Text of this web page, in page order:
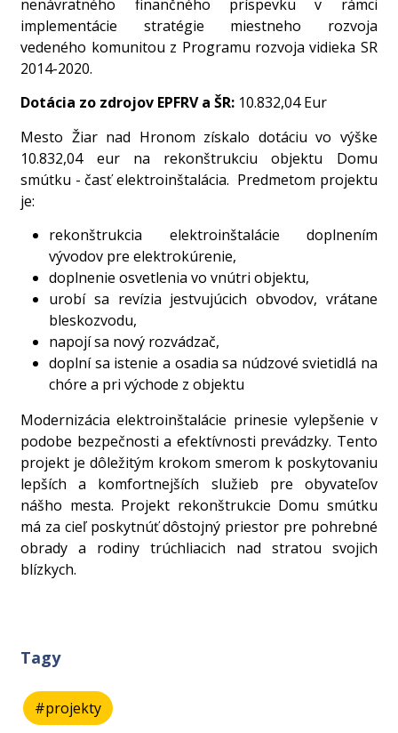
nenávratného finančného príspevku v rámci
implementácie stratégie miestneho rozvoja
vedeného komunitou z Programu rozvoja vidieka SR
2014-2020.
Dotácia zo zdrojov EPFRV a ŠR: 10.832,04 Eur
Mesto Žiar nad Hronom získalo dotáciu vo výške
10.832,04 eur na rekonštrukciu objektu Domu
smútku - časť elektroinštalácia. Predmetom projektu
je:
rekonštrukcia elektroinštalácie doplnením
vývodov pre elektrokúrenie,
doplnenie osvetlenia vo vnútri objektu,
urobí sa revízia jestvujúcich obvodov, vrátane
bleskozvodu,
napojí sa nový rozvádzač,
doplní sa istenie a osadia sa núdzové svietidlá na
chóre a pri východe z objektu
Modernizácia elektroinštalácie prinesie vylepšenie v
podobe bezpečnosti a efektívnosti prevádzky. Tento
projekt je dôležitým krokom smerom k poskytovaniu
lepších a komfortnejších služieb pre obyvateľov
nášho mesta. Projekt rekonštrukcie Domu smútku
má za cieľ poskytnúť dôstojný priestor pre pohrebné
obrady a rodiny trúchliacich nad stratou svojich
blízkych.
Tagy
#projekty